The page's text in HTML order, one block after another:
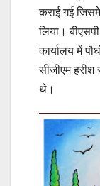
कराई गई
लिया।
कार्यालय में
सीजीएम
थे।